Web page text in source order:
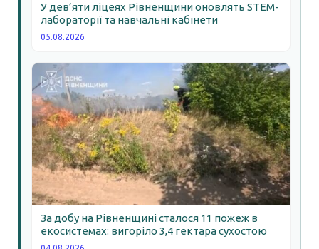
У дев’яти ліцеях Рівненщини оновлять STEM-
лабораторії та навчальні кабінети
05.08.2026
За добу на Рівненщині сталося 11 пожеж в
екосистемах: вигоріло 3,4 гектара сухостою